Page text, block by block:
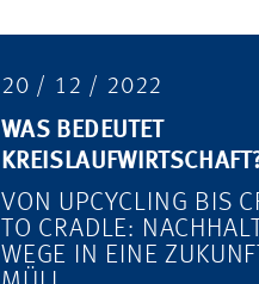
20 / 12 / 2022
WAS BEDEUTET
VON UPCYCLING BIS
TO CRADLE:
WEGE IN EINE